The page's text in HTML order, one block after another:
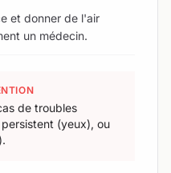
et donner de l'air
un médecin.
de troubles
(yeux), ou